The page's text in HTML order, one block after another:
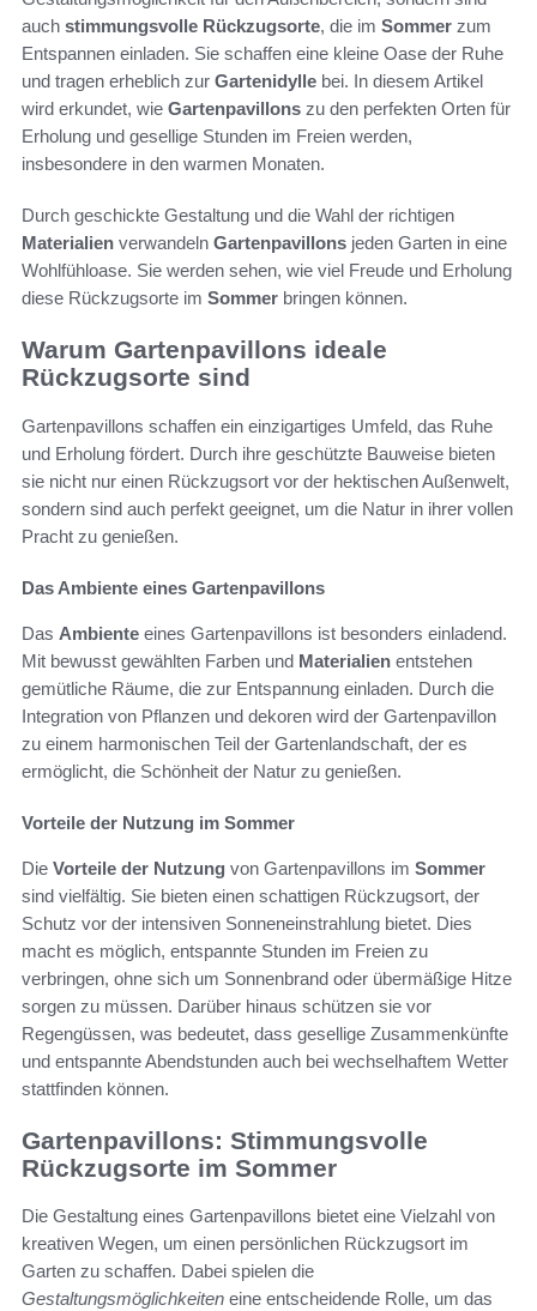
auch stimmungsvolle Rückzugsorte, die im Sommer zum
Entspannen einladen. Sie schaffen eine kleine Oase der Ruhe
und tragen erheblich zur Gartenidylle bei. In diesem Artikel
wird erkundet, wie Gartenpavillons zu den perfekten Orten für
Erholung und gesellige Stunden im Freien werden,
insbesondere in den warmen Monaten.
Durch geschickte Gestaltung und die Wahl der richtigen
Materialien verwandeln Gartenpavillons jeden Garten in eine
Wohlfühloase. Sie werden sehen, wie viel Freude und Erholung
diese Rückzugsorte im Sommer bringen können.
Warum Gartenpavillons ideale
Rückzugsorte sind
Gartenpavillons schaffen ein einzigartiges Umfeld, das Ruhe
und Erholung fördert. Durch ihre geschützte Bauweise bieten
sie nicht nur einen Rückzugsort vor der hektischen Außenwelt,
sondern sind auch perfekt geeignet, um die Natur in ihrer vollen
Pracht zu genießen.
Das Ambiente eines Gartenpavillons
Das Ambiente eines Gartenpavillons ist besonders einladend.
Mit bewusst gewählten Farben und Materialien entstehen
gemütliche Räume, die zur Entspannung einladen. Durch die
Integration von Pflanzen und dekoren wird der Gartenpavillon
zu einem harmonischen Teil der Gartenlandschaft, der es
ermöglicht, die Schönheit der Natur zu genießen.
Vorteile der Nutzung im Sommer
Die Vorteile der Nutzung von Gartenpavillons im Sommer
sind vielfältig. Sie bieten einen schattigen Rückzugsort, der
Schutz vor der intensiven Sonneneinstrahlung bietet. Dies
macht es möglich, entspannte Stunden im Freien zu
verbringen, ohne sich um Sonnenbrand oder übermäßige Hitze
sorgen zu müssen. Darüber hinaus schützen sie vor
Regengüssen, was bedeutet, dass gesellige Zusammenkünfte
und entspannte Abendstunden auch bei wechselhaftem Wetter
stattfinden können.
Gartenpavillons: Stimmungsvolle
Rückzugsorte im Sommer
Die Gestaltung eines Gartenpavillons bietet eine Vielzahl von
kreativen Wegen, um einen persönlichen Rückzugsort im
Garten zu schaffen. Dabei spielen die
Gestaltungsmöglichkeiten eine entscheidende Rolle, um das